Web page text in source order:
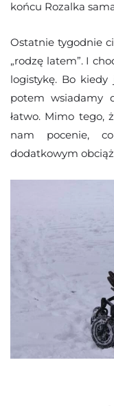
końcu Rozalka
Ostatnie tygodnie
„rodzę latem”. I
logistykę. Bo
potem wsiadamy
łatwo. Mimo tego,
nam pocenie,
dodatkowym